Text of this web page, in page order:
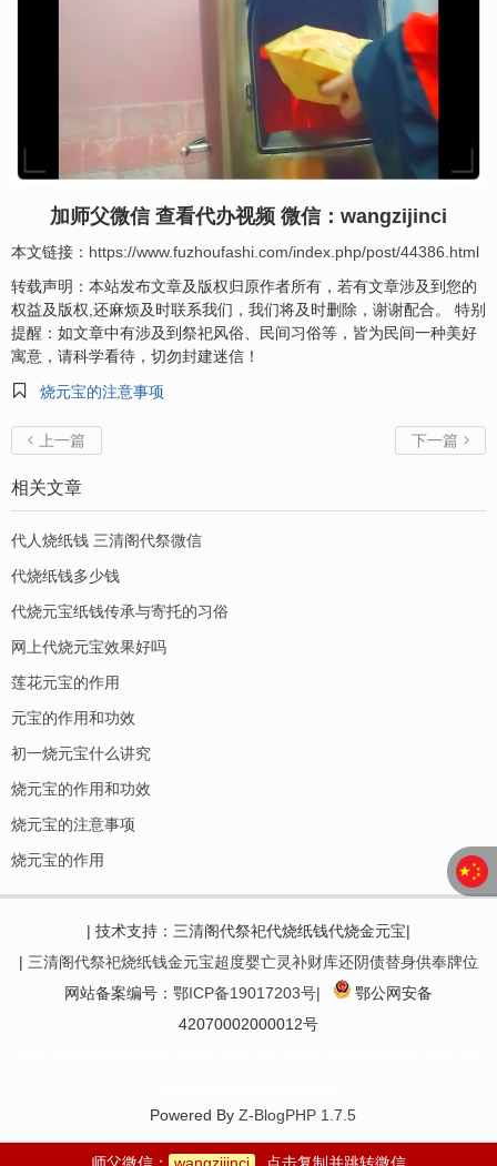
加师父微信 查看代办视频 微信：wangzijinci
本文链接： https://www.fuzhoufashi.com/index.php/post/44386.html
转载声明：本站发布文章及版权归原作者所有，若有文章涉及到您的
权益及版权,还麻烦及时联系我们，我们将及时删除，谢谢配合。 特别
提醒：如文章中有涉及到祭祀风俗、民间习俗等，皆为民间一种美好
寓意，请科学看待，切勿封建迷信！

烧元宝的注意事项
 上一篇 下一篇 
相关文章
代人烧纸钱 三清阁代祭微信
代烧纸钱多少钱
代烧元宝纸钱传承与寄托的习俗
网上代烧元宝效果好吗
莲花元宝的作用
元宝的作用和功效
初一烧元宝什么讲究
烧元宝的作用和功效
烧元宝的注意事项
烧元宝的作用
| 技术支持：三清阁代祭祀代烧纸钱代烧金元宝|
| 三清阁代祭祀烧纸钱金元宝超度婴亡灵补财库还阴债替身供奉牌位
网站备案编号： 鄂ICP备19017203号|
鄂公网安备
42070002000012号
Powered By Z-BlogPHP 1.7.5